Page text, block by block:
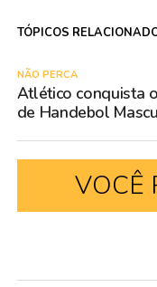
TÓPICOS
NÃO PERCA
Atlético conquista
de Handebol
VOCÊ